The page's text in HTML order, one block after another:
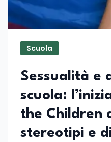
Scuola
Sessualità e
scuola:
the Children
stereotipi e